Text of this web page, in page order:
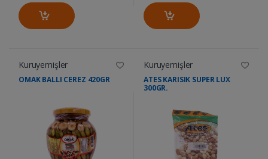
Kuruyemişler
OMAK BALLI CEREZ 420GR
Kuruyemişler
ATES KARISIK SUPER LUX
300GR.